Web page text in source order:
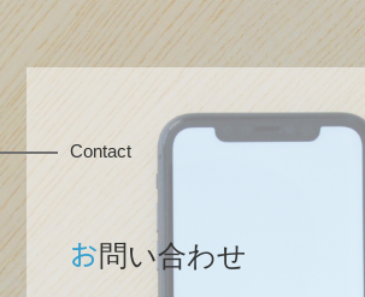
Contact
お問い合わせ